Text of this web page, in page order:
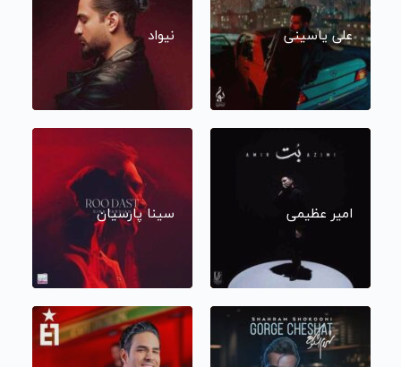
علی یاسینی نیواد
امیر عظیمی سینا پارسیان